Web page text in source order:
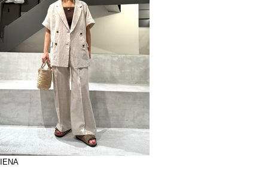
IENA